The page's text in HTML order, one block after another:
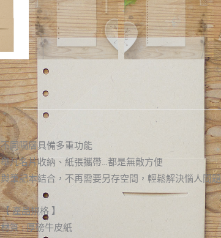
不同隔層具備多重功能
舉凡名片收納、紙張攜帶…都是無敵方便
與筆記本結合，不再需要另存空間，輕鬆解決惱人問題
【 產品規格 】
材質 : 厚磅牛皮紙